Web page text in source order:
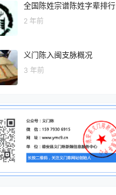
全国陈姓宗谱陈姓字辈排行
2 年前
义门陈入闽支脉概况
3 年前